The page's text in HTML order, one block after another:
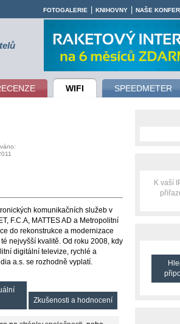
WIFI SPEEDMETER
FOTOGALERIE KNIHOVNY NAŠE
komunikačních služeb v
F.C.A, MATTES AD a Metropolitní
do rekonstrukce a modernizace
nejvyšší kvalitě. Od roku 2008, kdy
digitální televize, rychlé a
a.s. se rozhodně vyplatí.
Zkušenosti a hodnocení
K vaší